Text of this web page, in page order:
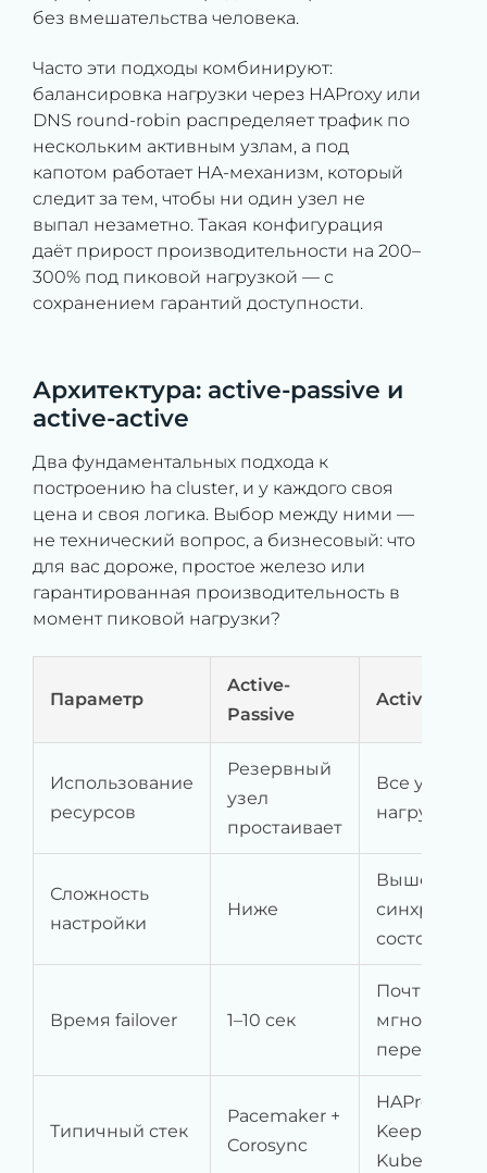
без вмешательства человека.
Часто эти подходы комбинируют:
балансировка нагрузки через HAProxy или
DNS round-robin распределяет трафик по
нескольким активным узлам, а под
капотом работает HA-механизм, который
следит за тем, чтобы ни один узел не
выпал незаметно. Такая конфигурация
даёт прирост производительности на 200–
300% под пиковой нагрузкой — с
сохранением гарантий доступности.
Архитектура: active-passive и
active-active
Два фундаментальных подхода к
построению ha cluster, и у каждого своя
цена и своя логика. Выбор между ними —
не технический вопрос, а бизнесовый: что
для вас дороже, простое железо или
гарантированная производительность в
момент пиковой нагрузки?
Параметр
Active-
Passive
Active-
Использование
ресурсов
Резервный
узел
простаивает
Все узлы
нагрузкой
Сложность
настройки
Ниже
Выше
состояния)
Время failover 1–10 сек
Почти
мгновенно
Типичный стек
Pacemaker +
Corosync
HAProxy +
Keepalived,
Kubernetes